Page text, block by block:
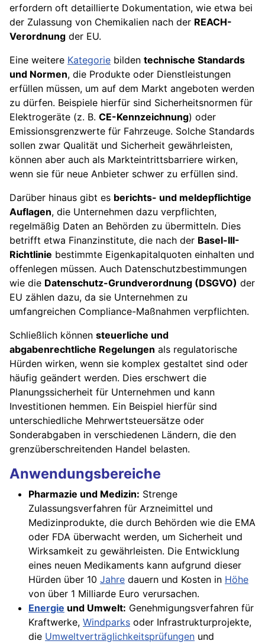
erfordern oft detaillierte Dokumentation, wie etwa bei
der Zulassung von Chemikalien nach der REACH-
Verordnung der EU.
Eine weitere Kategorie bilden technische Standards
und Normen, die Produkte oder Dienstleistungen
erfüllen müssen, um auf dem Markt angeboten werden
zu dürfen. Beispiele hierfür sind Sicherheitsnormen für
Elektrogeräte (z. B. CE-Kennzeichnung) oder
Emissionsgrenzwerte für Fahrzeuge. Solche Standards
sollen zwar Qualität und Sicherheit gewährleisten,
können aber auch als Markteintrittsbarriere wirken,
wenn sie für neue Anbieter schwer zu erfüllen sind.
Darüber hinaus gibt es berichts- und meldepflichtige
Auflagen, die Unternehmen dazu verpflichten,
regelmäßig Daten an Behörden zu übermitteln. Dies
betrifft etwa Finanzinstitute, die nach der Basel-III-
Richtlinie bestimmte Eigenkapitalquoten einhalten und
offenlegen müssen. Auch Datenschutzbestimmungen
wie die Datenschutz-Grundverordnung (DSGVO) der
EU zählen dazu, da sie Unternehmen zu
umfangreichen Compliance-Maßnahmen verpflichten.
Schließlich können steuerliche und
abgabenrechtliche Regelungen als regulatorische
Hürden wirken, wenn sie komplex gestaltet sind oder
häufig geändert werden. Dies erschwert die
Planungssicherheit für Unternehmen und kann
Investitionen hemmen. Ein Beispiel hierfür sind
unterschiedliche Mehrwertsteuersätze oder
Sonderabgaben in verschiedenen Ländern, die den
grenzüberschreitenden Handel belasten.
Anwendungsbereiche
Pharmazie und Medizin: Strenge
Zulassungsverfahren für Arzneimittel und
Medizinprodukte, die durch Behörden wie die EMA
oder FDA überwacht werden, um Sicherheit und
Wirksamkeit zu gewährleisten. Die Entwicklung
eines neuen Medikaments kann aufgrund dieser
Hürden über 10 Jahre dauern und Kosten in Höhe
von über 1 Milliarde Euro verursachen.
Energie und Umwelt: Genehmigungsverfahren für
Kraftwerke, Windparks oder Infrastrukturprojekte,
die Umweltverträglichkeitsprüfungen und